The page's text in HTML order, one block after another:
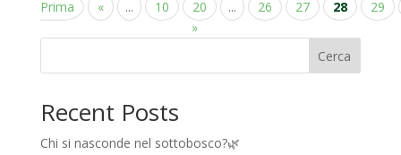
Prima
« ... 10 20 ... 26 27 28
29
»
Cerca
Recent Posts
Chi si nasconde nel sottobosco?🌿